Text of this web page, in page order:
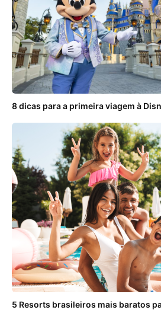
8 dicas para a primeira viagem à
5 Resorts brasileiros mais baratos